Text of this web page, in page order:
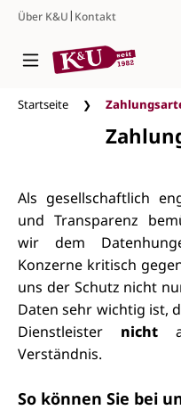
Zum Hauptinhalt springen
Über K&U| Kontakt
Startseite
Als gesellschaftlich
und Transparenz
wir dem
Konzerne kritisch
uns der Schutz nicht
Daten sehr wichtig ist,
Dienstleister nicht
Verständnis.
So können Sie bei